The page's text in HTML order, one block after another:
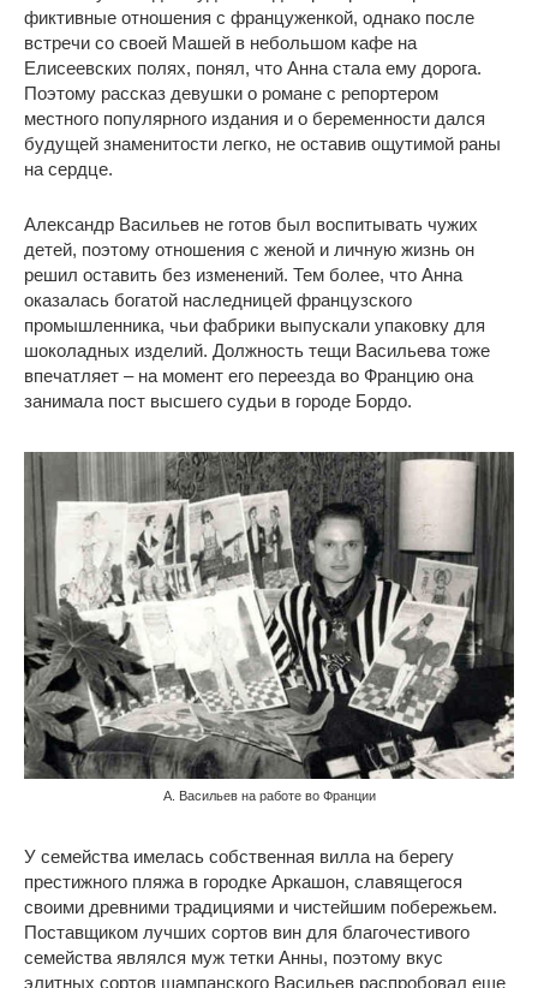
фиктивные отношения с француженкой, однако после
встречи со своей Машей в небольшом кафе на
Елисеевских полях, понял, что Анна стала ему дорога.
Поэтому рассказ девушки о романе с репортером
местного популярного издания и о беременности дался
будущей знаменитости легко, не оставив ощутимой раны
на сердце.
Александр Васильев не готов был воспитывать чужих
детей, поэтому отношения с женой и личную жизнь он
решил оставить без изменений. Тем более, что Анна
оказалась богатой наследницей французского
промышленника, чьи фабрики выпускали упаковку для
шоколадных изделий. Должность тещи Васильева тоже
впечатляет – на момент его переезда во Францию она
занимала пост высшего судьи в городе Бордо.
А. Васильев на работе во Франции
У семейства имелась собственная вилла на берегу
престижного пляжа в городке Аркашон, славящегося
своими древними традициями и чистейшим побережьем.
Поставщиком лучших сортов вин для благочестивого
семейства являлся муж тетки Анны, поэтому вкус
элитных сортов шампанского Васильев распробовал еще